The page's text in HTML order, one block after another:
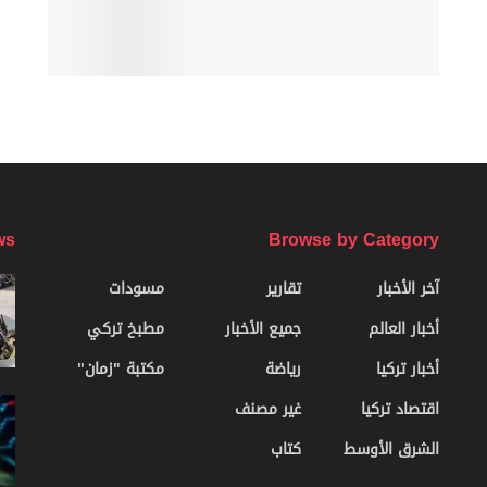
Browse by Category
آخر الأخبار
أخبار العالم
أخبار تركيا
اقتصاد تركيا
الشرق الأوسط
تقارير
جميع الأخبار
رياضة
غير مصنف
كتاب
مسودات
مطبخ تركي
مكتبة "زمان"